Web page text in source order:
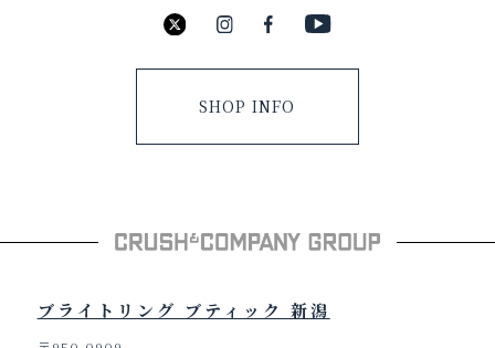
SHOP INFO
ブライトリング ブティック 新潟